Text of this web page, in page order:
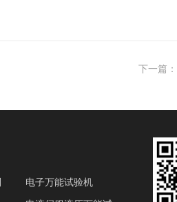
下一篇：
电子万能试验机